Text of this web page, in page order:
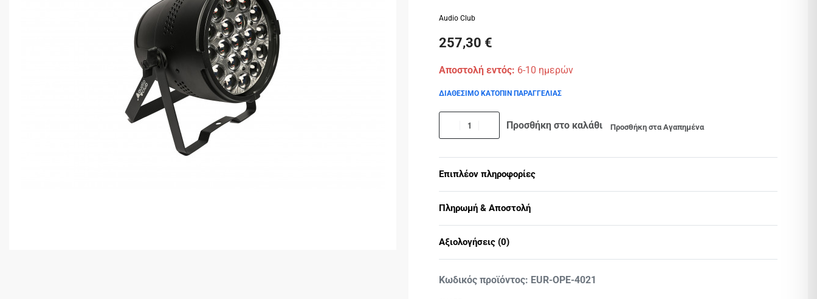
Audio Club
257,30 €
Αποστολή εντός: 6-10 ημερών
ΔΙΑΘΕΣΙΜΟ ΚΑΤΟΠΙΝ ΠΑΡΑΓΓΕΛΙΑΣ
Προσθήκη στο καλάθι Προσθήκη στα Αγαπημένα
Επιπλέον πληροφορίες
Πληρωμή & Αποστολή
Αξιολογήσεις (0)
EUR-OPE-4021